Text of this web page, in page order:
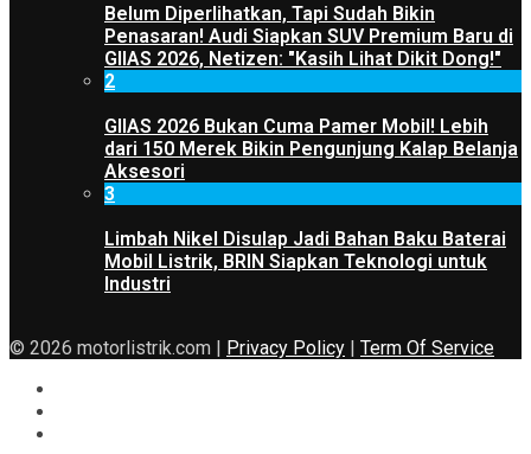
Belum Diperlihatkan, Tapi Sudah Bikin
Penasaran! Audi Siapkan SUV Premium Baru di
GIIAS 2026, Netizen: "Kasih Lihat Dikit Dong!"
2
GIIAS 2026 Bukan Cuma Pamer Mobil! Lebih
dari 150 Merek Bikin Pengunjung Kalap Belanja
Aksesori
3
Limbah Nikel Disulap Jadi Bahan Baku Baterai
Mobil Listrik, BRIN Siapkan Teknologi untuk
Industri
© 2026 motorlistrik.com | Privacy Policy | Term Of Service